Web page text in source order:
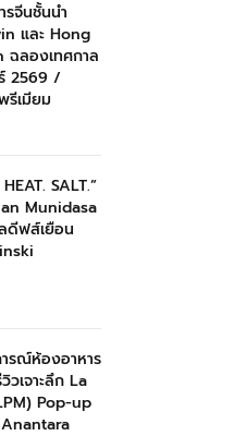
รจีนชั้นนำ
และ Hong
ฉลองเทศกาล
2569 /
เมียม
SALT.”
Munidasa
ดีฟส์เยือน
รณ์ห้องอาหาร
เจาะลึก La
Pop-up